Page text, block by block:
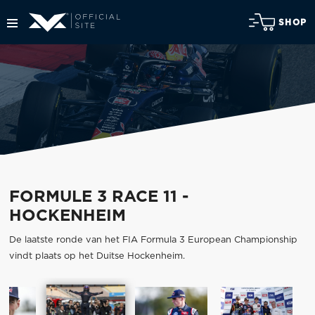
SHOP
FORMULE 3 RACE 11 -
HOCKENHEIM
De laatste ronde van het FIA Formula 3 European Championship
vindt plaats op het Duitse Hockenheim.